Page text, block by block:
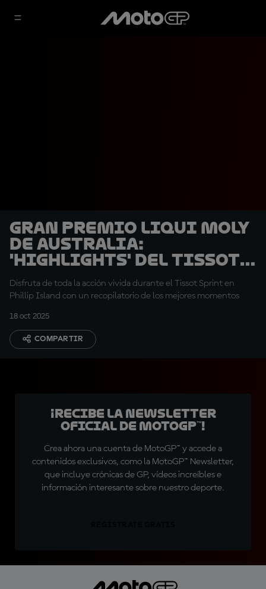
Gran Premio Liqui Moly
de Australia:
'Highlights' del Tissot
Sprint
Disfruta de toda la acción vivida durante el Tissot Sprint en
Phillip Island con un recopilatorio de los mejores momentos
18 oct 2025
COMPARTIR
¡Recibe la Newsletter
oficial de MotoGP™!
Crea ahora una cuenta de MotoGP™ y accede a
contenidos exclusivos, como la MotoGP™ Newsletter,
que incluye crónicas de GP, vídeos increíbles e
información interesante sobre nuestro deporte.